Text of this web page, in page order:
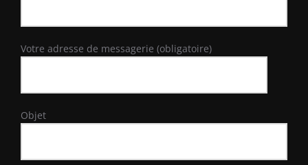
Votre adresse de messagerie (obligatoire)
Objet